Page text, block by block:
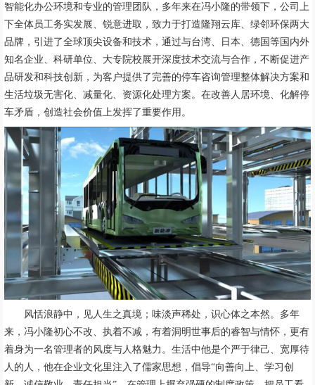
智能化办公环境和专业的管理团队，多年来在冯小隆的带领下，公司上
下全体员工务实发展、锐意进取，致力于打造隆翔云库、绿邻环保两大
品牌，引进了全球顶尖设备和技术，通过与台湾、日本、德国等国内外
知名企业、科研单位、大专院校展开深度技术交流与合作，不断促进产
品研发和科技创新，为客户提供了完善的停车咨询管理整体解决方案和
生活垃圾无害化、减量化、资源化处理方案。在改善人居环境、化解停
车矛盾，创造社会价值上发挥了重要作用。
风恬浪静中，见人生之真境；味淡声稀处，识心体之本然。多年
来，冯小隆初心不改、执着不减，有着洞明世事后的睿智与情怀，更有
着身为一名管理者的风度与人格魅力。生活中他是个严于律己、宽厚待
人的人，他在企业文化里注入了儒家思想，倡导“向善向上、学习创